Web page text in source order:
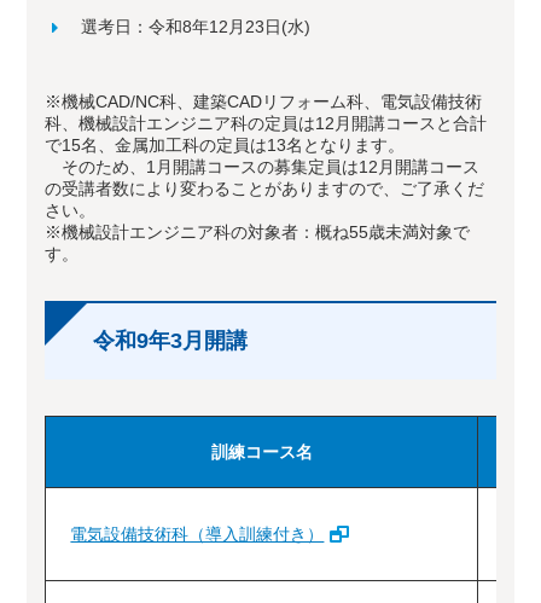
選考日：令和8年12月23日(水)
※機械CAD/NC科、建築CADリフォーム科、電気設備技術
科、機械設計エンジニア科の定員は12月開講コースと合計
で15名、金属加工科の定員は13名となります。
そのため、1月開講コースの募集定員は12月開講コース
の受講者数により変わることがありますので、ご了承くだ
さい。
※機械設計エンジニア科の対象者：概ね55歳未満対象で
す。
令和9年3月開講
訓練コース名
電気設備技術科（導入訓練付き）